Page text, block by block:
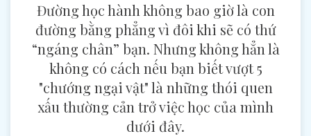
Đường học hành không bao giờ là con
đường bằng phẳng vì đôi khi sẽ có thứ
“ngáng chân” bạn. Nhưng không hẳn là
không có cách nếu bạn biết vượt 5
"chướng ngại vật" là những thói quen
xấu thường cản trở việc học của mình
dưới đây.